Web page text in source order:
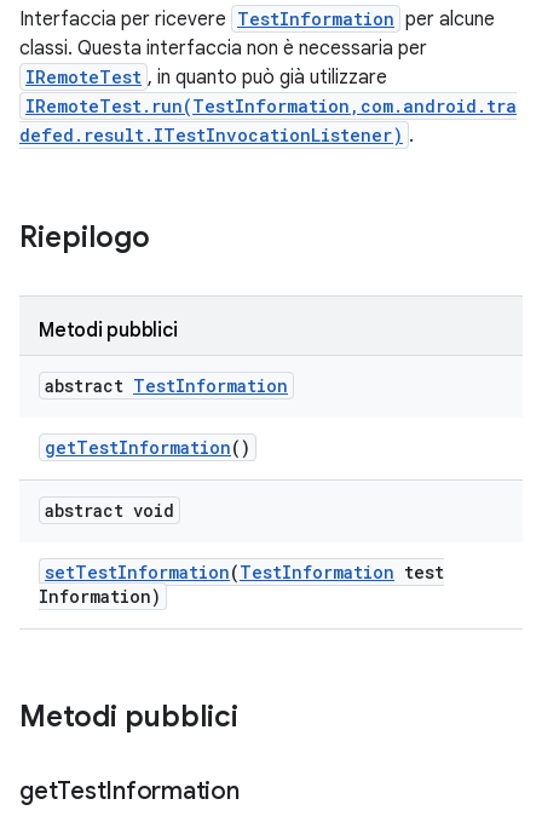
Interfaccia per ricevere TestInformation per alcune
classi. Questa interfaccia non è necessaria per
IRemoteTest , in quanto può già utilizzare
IRemoteTest.run(TestInformation,com.android.tra
defed.result.ITestInvocationListener) .
Riepilogo
Metodi pubblici
abstract TestInformation
getTestInformation()
abstract void
setTestInformation(TestInformation test
Information)
Metodi pubblici
getTestInformation